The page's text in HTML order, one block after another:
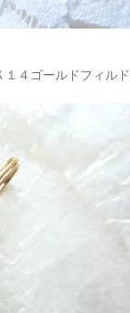
４ゴールドフィルド